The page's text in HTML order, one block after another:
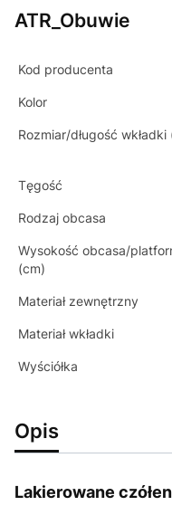
ATR_Obuwie
Kod producenta
Kolor
Rozmiar/długość wkładki
Tęgość
Rodzaj obcasa
Wysokość obcasa/
(cm)
Materiał zewnętrzny
Materiał wkładki
Wyściółka
Opis
Lakierowane